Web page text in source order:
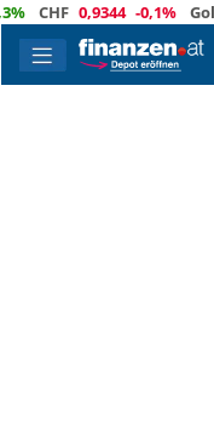
CHF 0,9344 -0,1% Gold 4